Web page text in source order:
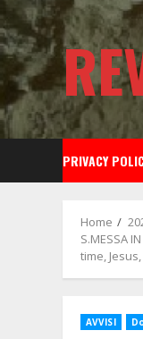
Skip
to
content
PRIVACY
Home
S.MESSA
time,
AVVISI